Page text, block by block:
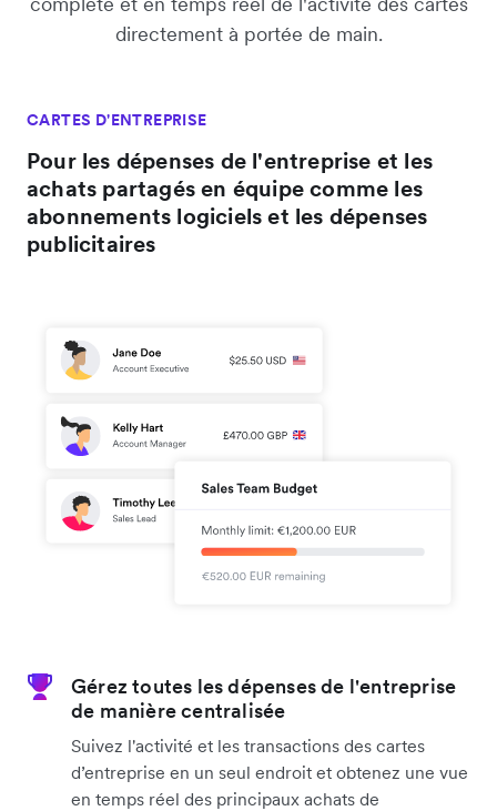
directement à portée de main.
CARTES D'ENTREPRISE
Pour les dépenses de l'entreprise et les
achats partagés en équipe comme les
abonnements logiciels et les dépenses
publicitaires
Gérez toutes les dépenses de l'entreprise
de manière centralisée
Suivez l'activité et les transactions des cartes
d’entreprise en un seul endroit et obtenez une vue
en temps réel des principaux achats de